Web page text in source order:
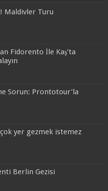
Maldivler Turu
Fidorento İle Kaş’ta
Sorun: Prontotour’la
yer gezmek istemez
Berlin Gezisi